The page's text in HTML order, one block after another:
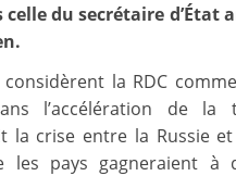
du secrétaire d’État
considèrent la RDC
l’accélération de la
la crise entre la Russie et
les pays gagneraient à